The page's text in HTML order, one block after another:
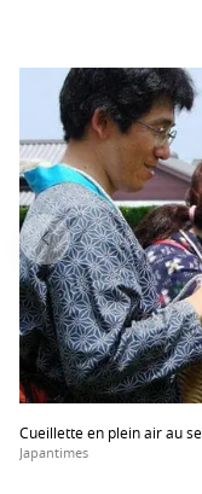
Cueillette en plein air au
Japantimes